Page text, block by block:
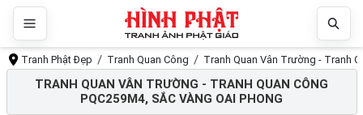
Tranh Phật Đẹp Tranh Quan Công Tranh Quan Vân Trường - Tranh
TRANH QUAN VÂN TRƯỜNG - TRANH QUAN CÔNG
PQC259M4, SẮC VÀNG OAI PHONG